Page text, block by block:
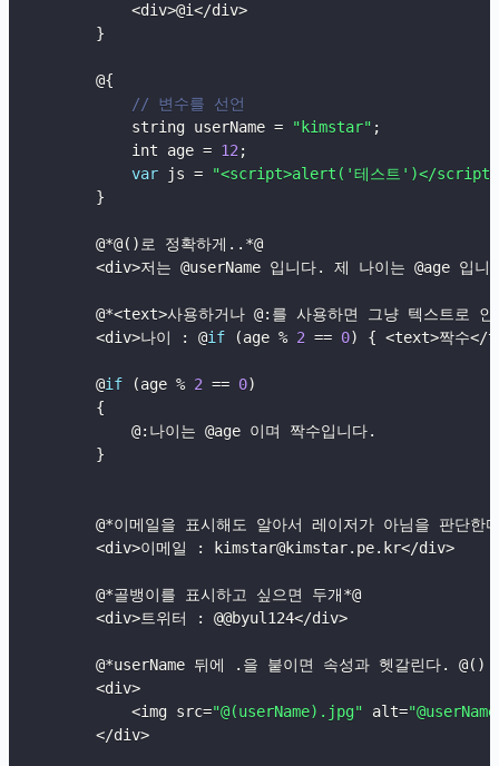
<div>@i</div>
}
        @
{
// 변수를 선언
            string userName
= "kimstar" ;
            int age
= 12;
var js =
"<script>alert('테스트')</
}
        @
*@( )로 정확하게 . . *@
<div>저는 @userName 입니다. 제 나이는 @age 입니
        @
*<text>사용하거나 @: 를 사용하면 그냥 텍스트로 인
<div>나이 : @if (age % 2 == 0) { <text>짝수</
        @
if (age % 2 == 0)
{
            @
: 나이는 @age 이며 짝수입니다.
}
        @
*이메일을 표시해도 알아서 레이저가 아님을 판단한
<div>이메일 : kimstar@kimstar. pe. kr</div>
        @
*골뱅이를 표시하고 싶으면 두개*@
<div>트위터 : @@byul124</div>
        @
*userName 뒤에 . 을 붙이면 속성과 헷갈린다. @( )
<div>
<img src="@(userName).jpg" alt=
</div>